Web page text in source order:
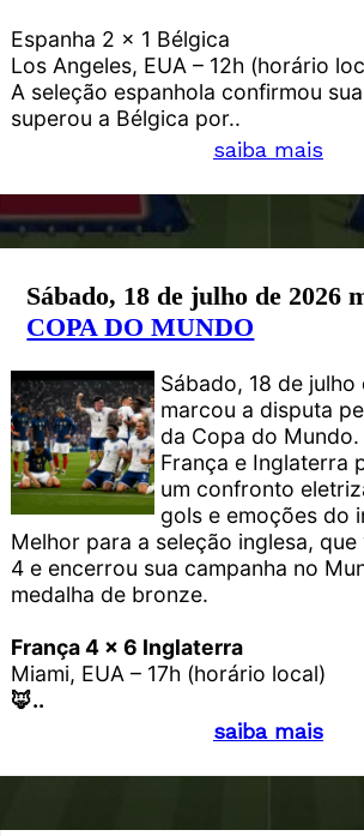
Espanha 2 x 1 Bélgica
Los Angeles, EUA – 12h (horário
A seleção espanhola confirmou
superou a Bélgica por..
saiba mais
Sábado, 18 de julho de 2026
COPA DO MUNDO
Sábado, 18 de
marcou a disputa
da Copa do Mundo.
França e Inglaterra
um confronto
gols e emoções do
Melhor para a seleção inglesa,
4 e encerrou sua campanha no
medalha de bronze.
França 4 x 6 Inglaterra
Miami, EUA – 17h (horário local)
🦊..
saiba mais